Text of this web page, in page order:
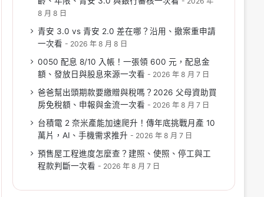
8 月 8 日
青安 3.0 vs 青安 2.0 差在哪？沿用、撤案重申請
一次看
2026 年 8 月 8 日
0050 配息 8/10 入帳！一張領 600 元，配息金
額、發放日與股息來源一次看
2026 年 8 月 7 日
爸爸幫出頭期款要繳贈與稅嗎？2026 父母資助買
房免稅額、申報與金流一次看
2026 年 8 月 7 日
台積電 2 奈米產能加速爬升！傳年底挑戰月產 10
萬片，AI、手機需求推升
2026 年 8 月 7 日
預售屋工程進度怎麼查？建照、使照、停工與工
程款判斷一次看
2026 年 8 月 7 日